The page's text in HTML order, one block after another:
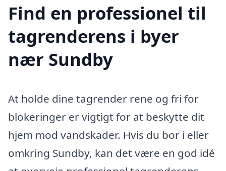
Find en professionel til
tagrenderens i byer
nær Sundby
At holde dine tagrender rene og fri for
blokeringer er vigtigt for at beskytte dit
hjem mod vandskader. Hvis du bor i eller
omkring Sundby, kan det være en god idé